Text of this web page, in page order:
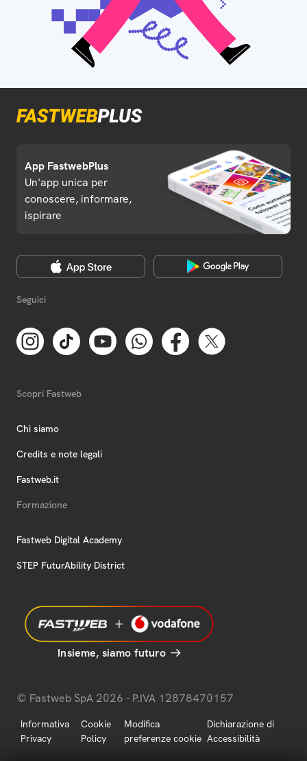
App FastwebPlus
Un'app unica per
conoscere, informare,
ispirare
Seguici
Scopri Fastweb
Chi siamo
Credits e note legali
Fastweb.it
Formazione
Fastweb Digital Academy
STEP FuturAbility District
Insieme, siamo futuro
© Fastweb SpA 2026 - P.IVA 12878470157
Informativa
Privacy
Cookie
Policy
Modifica
preferenze cookie
Dichiarazione di
Accessibilità